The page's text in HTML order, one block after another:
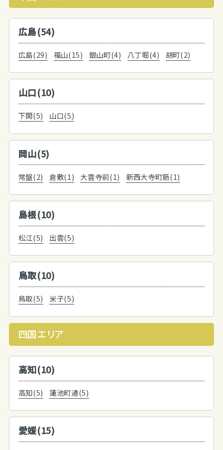
広島(54)
広島(29) 福山(15) 銀山町(4) 八丁堀(4) 胡町(2)
山口(10)
下関(5) 山口(5)
岡山(5)
常盤(2) 倉敷(1) 大雲寺前(1) 新西大寺町筋(1)
島根(10)
松江(5) 出雲(5)
鳥取(10)
鳥取(5) 米子(5)
四国エリア
高知(10)
高知(5) 蓮池町通(5)
愛媛(15)